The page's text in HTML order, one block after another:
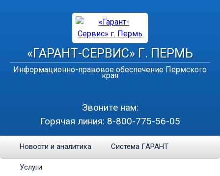
«ГАРАНТ-СЕРВИС» Г. ПЕРМЬ
Информационно-правовое обеспечение Пермского
края
Звоните нам:
Горячая линия: 8-800-775-56-05
Новости и аналитика Система ГАРАНТ
Услуги